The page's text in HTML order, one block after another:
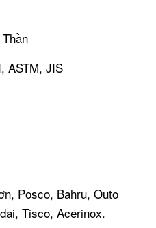
ASTM, JIS
Posco, Bahru, Outo
Tisco, Acerinox.